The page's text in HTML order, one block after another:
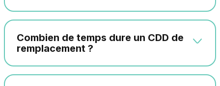
Combien de temps dure un CDD de
remplacement ?